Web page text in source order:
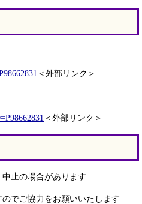
＜外部リンク＞
＜外部リンク＞
止の場合があります
でご協力をお願いいたします